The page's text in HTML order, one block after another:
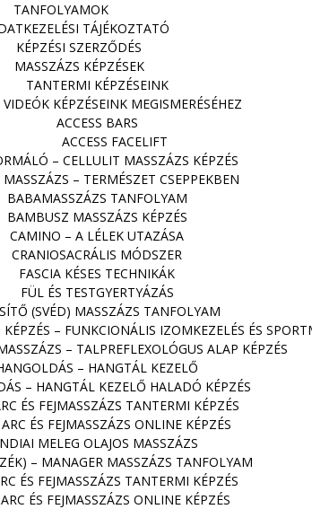
TANFOLYAMOK
TÁJÉKOZTATÓ
KÉPZÉSI SZERZŐDÉS
MASSZÁZS KÉPZÉSEK
TANTERMI KÉPZÉSEINK
KÉPZÉSEINK MEGISMERÉSÉHEZ
ACCESS BARS
ACCESS FACELIFT
– CELLULIT MASSZÁZS KÉPZÉS
– TERMÉSZET CSEPPEKBEN
BABAMASSZÁZS TANFOLYAM
BAMBUSZ MASSZÁZS KÉPZÉS
CAMINO – A LÉLEK UTAZÁSA
CRANIOSACRÁLIS MÓDSZER
FASCIA KÉSES TECHNIKÁK
FÜL ÉS TESTGYERTYÁZÁS
(SVÉD) MASSZÁZS TANFOLYAM
– FUNKCIONÁLIS IZOMKEZELÉS ÉS
– TALPREFLEXOLÓGUS ALAP KÉPZÉS
– HANGTÁL KEZELŐ
– HANGTÁL KEZELŐ HALADÓ KÉPZÉS
ÉS FEJMASSZÁZS TANTERMI KÉPZÉS
ÉS FEJMASSZÁZS ONLINE KÉPZÉS
MELEG OLAJOS MASSZÁZS
– MANAGER MASSZÁZS TANFOLYAM
ÉS FEJMASSZÁZS TANTERMI KÉPZÉS
ÉS FEJMASSZÁZS ONLINE KÉPZÉS